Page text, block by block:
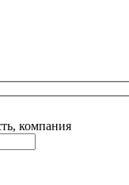
компания